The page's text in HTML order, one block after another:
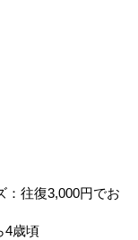
：往復3,000円でお
歳頃